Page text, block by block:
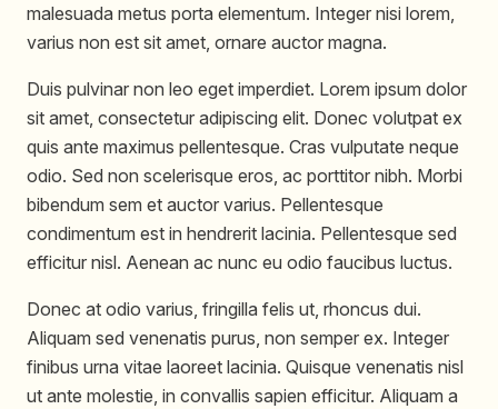
malesuada metus porta elementum. Integer nisi lorem,
varius non est sit amet, ornare auctor magna.
Duis pulvinar non leo eget imperdiet. Lorem ipsum dolor
sit amet, consectetur adipiscing elit. Donec volutpat ex
quis ante maximus pellentesque. Cras vulputate neque
odio. Sed non scelerisque eros, ac porttitor nibh. Morbi
bibendum sem et auctor varius. Pellentesque
condimentum est in hendrerit lacinia. Pellentesque sed
efficitur nisl. Aenean ac nunc eu odio faucibus luctus.
Donec at odio varius, fringilla felis ut, rhoncus dui.
Aliquam sed venenatis purus, non semper ex. Integer
finibus urna vitae laoreet lacinia. Quisque venenatis nisl
ut ante molestie, in convallis sapien efficitur. Aliquam a